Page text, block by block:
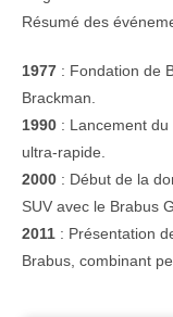
Résumé des
1977 : Fondation de
Brackman.
1990 : Lancement
ultra-rapide.
2000 : Début de la
SUV avec le Brabus
2011 : Présentation
Brabus, combinant